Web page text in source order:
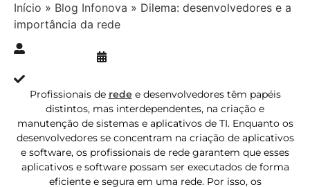
Início » Blog Infonova » Dilema: desenvolvedores e a
importância da rede
Profissionais de redee desenvolvedores têm papéis
distintos, mas interdependentes, na criação e
manutenção de sistemas e aplicativos de TI. Enquanto os
desenvolvedores se concentram na criação de aplicativos
e software, os profissionais de rede garantem que esses
aplicativos e software possam ser executados de forma
eficiente e segura em uma rede. Por isso, os